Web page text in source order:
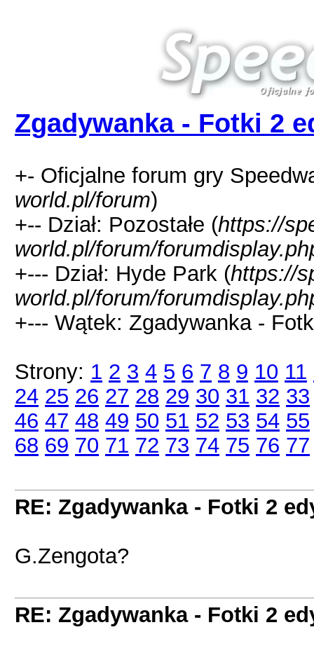
Zgadywanka - Fotki 2
+- Oficjalne forum gry
world.pl/forum)
+-- Dział: Pozostałe (https://
world.pl/forum/
+--- Dział: Hyde Park (https://
world.pl/forum/
+--- Wątek: Zgadywanka -
Strony: 1 2 3 4 5 6 7 8 9 10 11
24 25 26 27 28 29 30 31 32 33
46 47 48 49 50 51 52 53 54 55
68 69 70 71 72 73 74 75 76 77
RE: Zgadywanka - Fotki 2
G.Zengota?
RE: Zgadywanka - Fotki 2